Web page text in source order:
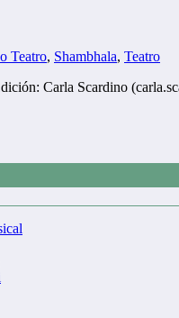
Teatro, Shambhala, Teatro
Carla Scardino